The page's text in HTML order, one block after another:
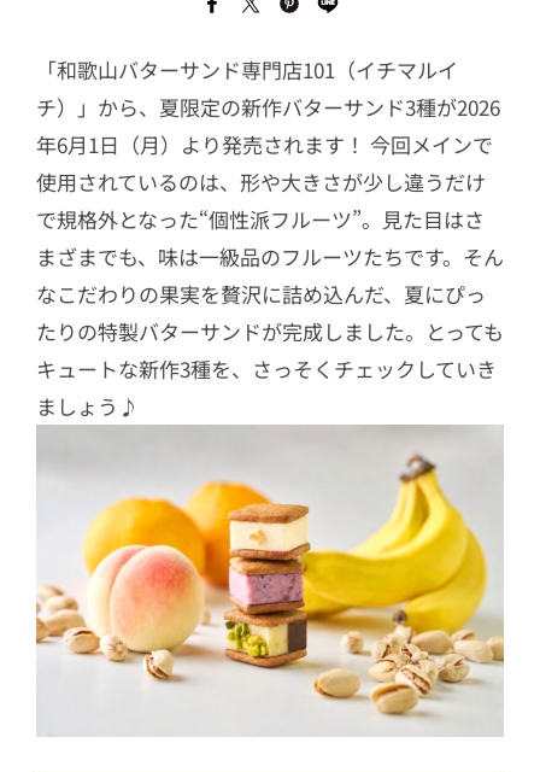
「和歌山バターサンド専門店101（イチマルイ
チ）」から、夏限定の新作バターサンド3種が2026
年6月1日（月）より発売されます！ 今回メインで
使用されているのは、形や大きさが少し違うだけ
で規格外となった“個性派フルーツ”。見た目はさ
まざまでも、味は一級品のフルーツたちです。そん
なこだわりの果実を贅沢に詰め込んだ、夏にぴっ
たりの特製バターサンドが完成しました。とっても
キュートな新作3種を、さっそくチェックしていき
ましょう♪